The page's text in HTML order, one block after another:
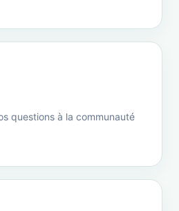
questions à la communauté